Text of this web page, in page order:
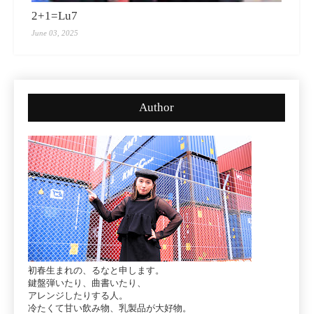
2+1=Lu7
June 03, 2025
Author
初春生まれの、るなと申します。
鍵盤弾いたり、曲書いたり、
アレンジしたりする人。
冷たくて甘い飲み物、乳製品が大好物。